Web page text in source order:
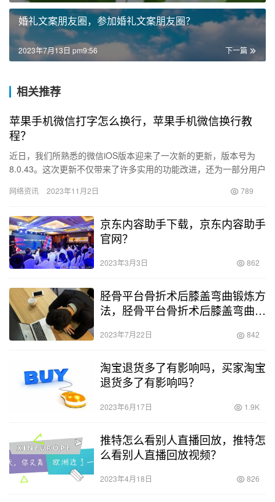
婚礼文案朋友圈，参加婚礼文案朋友圈？
下一篇
2023年7月13日 pm9:56
相关推荐
苹果手机微信打字怎么换行，苹果手机微信换行教
程？
近日，我们所熟悉的微信iOS版本迎来了一次新的更新，版本号为
8.0.43。这次更新不仅带来了许多实用的功能改进，还为一部分用户
网络资讯 2023年11月2日 789
京东内容助手下载，京东内容助手
官网？
2023年3月3日 862
胫骨平台骨折术后膝盖弯曲锻炼方
法，胫骨平台骨折术后膝盖弯曲锻
2023年7月22日 842
淘宝退货多了有影响吗，买家淘宝
退货多了有影响吗？
2023年6月17日 1.9K
推特怎么看别人直播回放，推特怎
么看别人直播回放视频？
2023年4月18日 826